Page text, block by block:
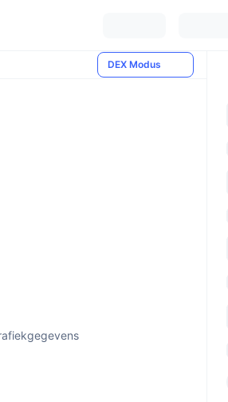
DEX Modus